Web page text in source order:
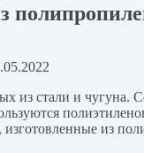
стали и чугуна.
из